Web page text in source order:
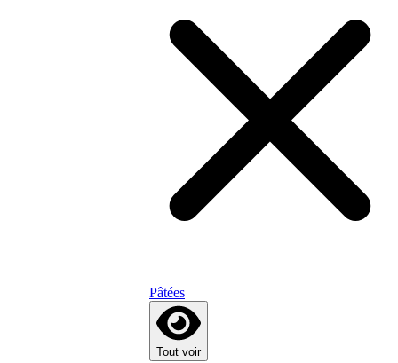
Pâtées
Tout voir